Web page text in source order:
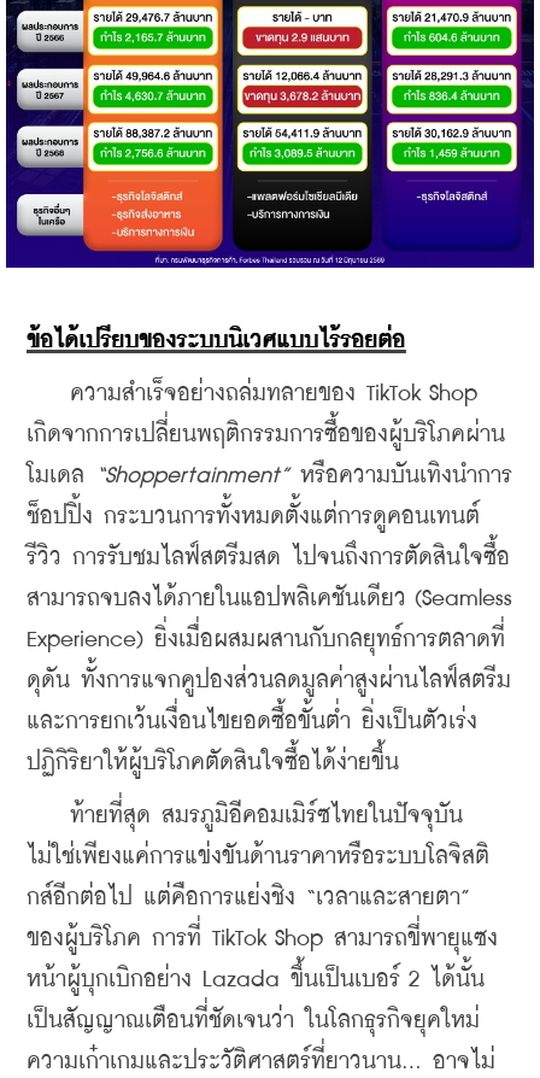
ข้อได้เปรียบของระบบนิเวศแบบไร้รอยต่อ
ความสำเร็จอย่างถล่มทลายของ TikTok Shop
เกิดจากการเปลี่ยนพฤติกรรมการซื้อของผู้บริโภคผ่าน
โมเดล
“Shoppertainment” หรือความบันเทิงนำการ
ช็อปปิ้ง กระบวนการทั้งหมดตั้งแต่การดูคอนเทนต์
รีวิว การรับชมไลฟ์สตรีมสด ไปจนถึงการตัดสินใจซื้อ
สามารถจบลงได้ภายในแอปพลิเคชันเดียว (Seamless
Experience) ยิ่งเมื่อผสมผสานกับกลยุทธ์การตลาดที่
ดุดัน ทั้งการแจกคูปองส่วนลดมูลค่าสูงผ่านไลฟ์สตรีม
และการยกเว้นเงื่อนไขยอดซื้อขั้นต่ำ ยิ่งเป็นตัวเร่ง
ปฏิกิริยาให้ผู้บริโภคตัดสินใจซื้อได้ง่ายขึ้น
ท้ายที่สุด สมรภูมิอีคอมเมิร์ซไทยในปัจจุบัน
ไม่ใช่เพียงแค่การแข่งขันด้านราคาหรือระบบโลจิสติ
กส์อีกต่อไป แต่คือการแย่งชิง “เวลาและสายตา”
ของผู้บริโภค การที่ TikTok Shop สามารถขี่พายุแซง
หน้าผู้บุกเบิกอย่าง Lazada ขึ้นเป็นเบอร์ 2 ได้นั้น
เป็นสัญญาณเตือนที่ชัดเจนว่า ในโลกธุรกิจยุคใหม่
ความเก๋าเกมและประวัติศาสตร์ที่ยาวนาน... อาจไม่